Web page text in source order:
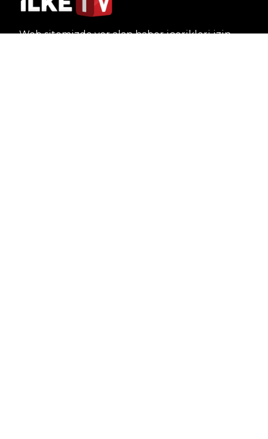
Web sitemizde yer alan haber içerikleri izin